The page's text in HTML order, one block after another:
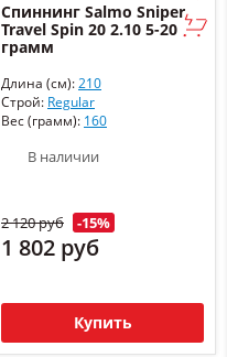
Спиннинг Salmo Sniper
Travel Spin 20 2.10 5-20
грамм
Длина (см):210
Строй: Regular
Вес (грамм): 160
В наличии
2 120 руб -15%
1 802 руб
Купить